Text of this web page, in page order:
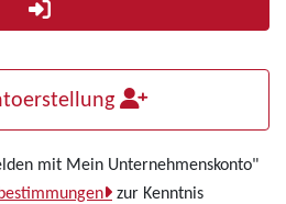
mit Mein Unternehmenskonto"
zur Kenntnis